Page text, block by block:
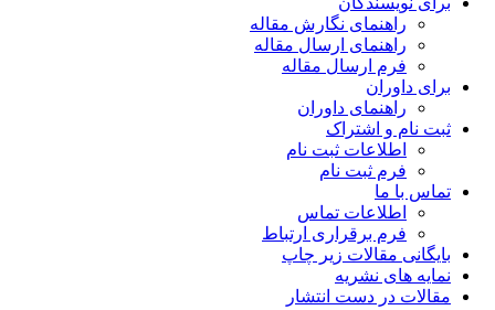
راهنمای نگارش مقاله
راهنمای ارسال مقاله
فرم ارسال مقاله
برای داوران
راهنمای داوران
ثبت نام و اشتراک
اطلاعات ثبت نام
فرم ثبت نام
تماس با ما
اطلاعات تماس
فرم برقراری ارتباط
بایگانی مقالات زیر چاپ
نمایه های نشریه
مقالات در دست انتشار